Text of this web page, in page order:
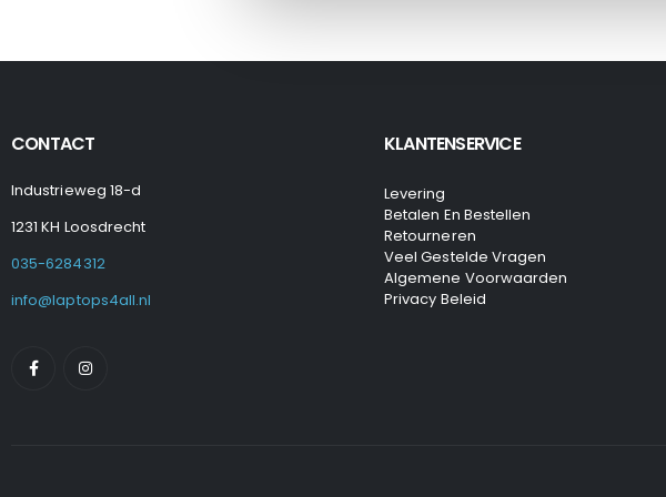
CONTACT
Industrieweg 18-d
1231 KH Loosdrecht
035-6284312
info@laptops4all.nl
KLANTENSERVICE
Levering
Betalen En Bestellen
Retourneren
Veel Gestelde Vragen
Algemene Voorwaarden
Privacy Beleid